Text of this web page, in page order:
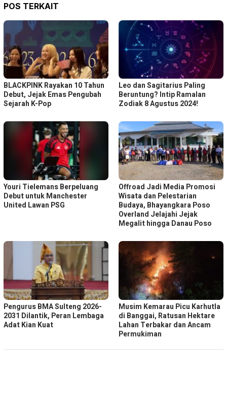
POS TERKAIT
BLACKPINK Rayakan 10 Tahun
Debut, Jejak Emas Pengubah
Sejarah K-Pop
Leo dan Sagitarius Paling
Beruntung? Intip Ramalan
Zodiak 8 Agustus 2024!
Youri Tielemans Berpeluang
Debut untuk Manchester
United Lawan PSG
Offroad Jadi Media Promosi
Wisata dan Pelestarian
Budaya, Bhayangkara Poso
Overland Jelajahi Jejak
Megalit hingga Danau Poso
Pengurus BMA Sulteng 2026-
2031 Dilantik, Peran Lembaga
Adat Kian Kuat
Musim Kemarau Picu Karhutla
di Banggai, Ratusan Hektare
Lahan Terbakar dan Ancam
Permukiman